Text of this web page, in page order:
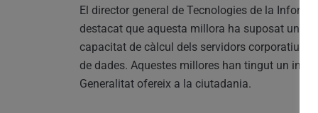
El director general de Tecnologies de la
destacat que aquesta millora ha suposat un
capacitat de càlcul dels servidors corporatius,
de dades. Aquestes millores han tingut un
Generalitat ofereix a la ciutadania.